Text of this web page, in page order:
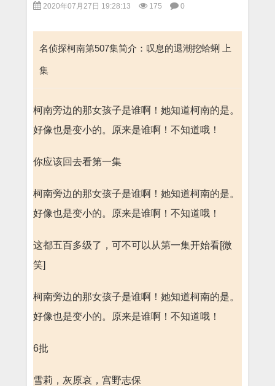
2020年07月27日 19:28:13
175 0
名侦探柯南第507集简介：叹息的退潮挖蛤蜊 上
集
柯南旁边的那女孩子是谁啊！她知道柯南的是。
好像也是变小的。原来是谁啊！不知道哦！
你应该回去看第一集
柯南旁边的那女孩子是谁啊！她知道柯南的是。
好像也是变小的。原来是谁啊！不知道哦！
这都五百多级了，可不可以从第一集开始看[微
笑]
柯南旁边的那女孩子是谁啊！她知道柯南的是。
好像也是变小的。原来是谁啊！不知道哦！
6批
雪莉，灰原哀，宫野志保